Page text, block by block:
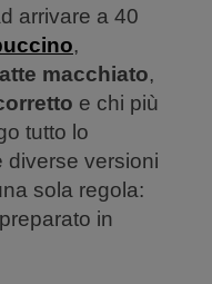
arrivare a 40
,
latte macchiato,
e chi più
tutto lo
diverse versioni
sola regola:
in